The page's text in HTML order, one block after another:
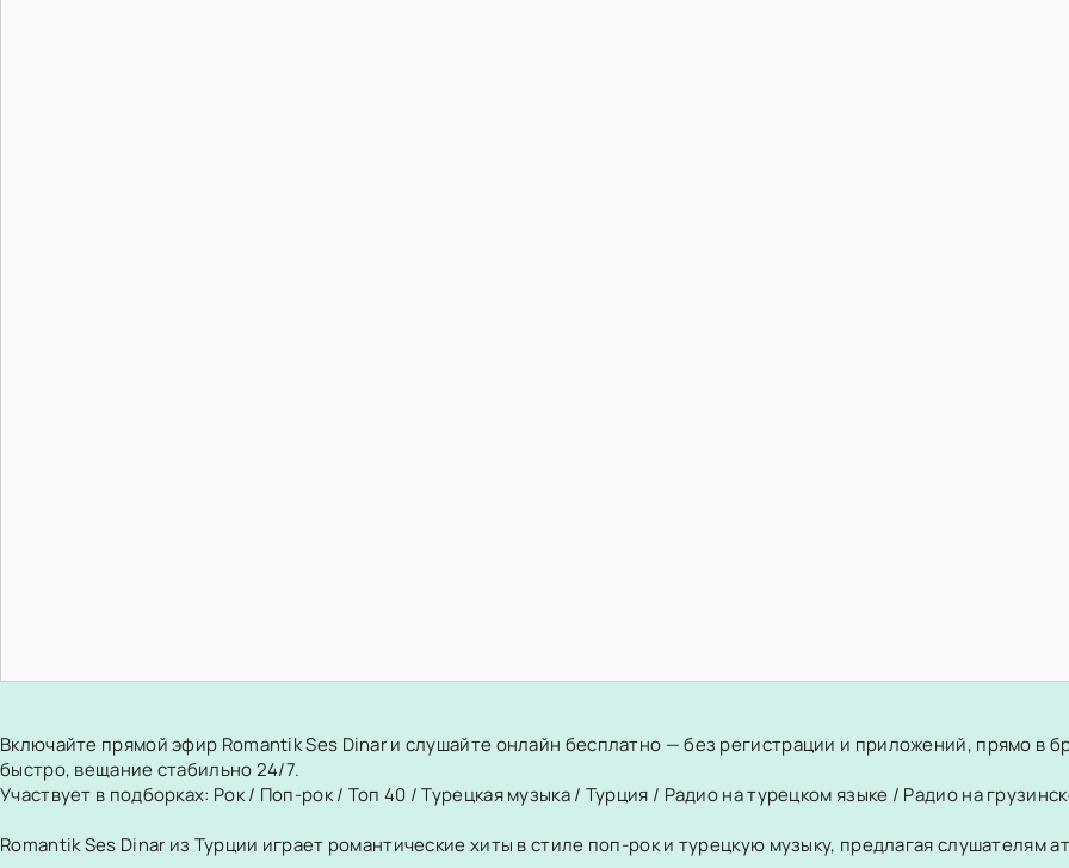
Включайте прямой эфир Romantik Ses Dinar и слушайте онлайн бесплатно — без регистрации и приложений, прямо в
быстро, вещание стабильно 24/7.
Участвует в подборках: Рок/ Поп-рок/ Топ 40 /Турецкая музыка/ Турция / Радио на турецком языке / Радио на
Romantik Ses Dinar из Турции играет романтические хиты в стиле поп-рок и турецкую музыку, предлагая слушателям